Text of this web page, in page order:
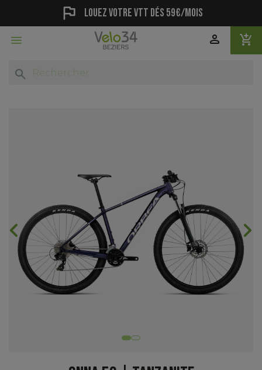
flag Louez votre vtt dés 59€/mois
 add_shopping_cart
person
search
chevron_backward chevron_forward